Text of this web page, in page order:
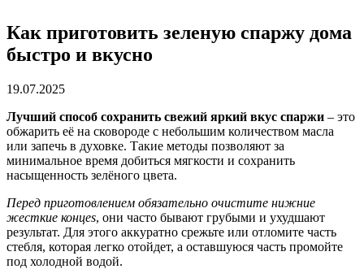
Как приготовить зеленую спаржу дома
быстро и вкусно
19.07.2025
Лучший способ сохранить свежий яркий вкус спаржи – это
обжарить её на сковороде с небольшим количеством масла
или запечь в духовке. Такие методы позволяют за
минимальное время добиться мягкости и сохранить
насыщенность зелёного цвета.
Перед приготовлением обязательно очистите нижние
жесткие концes, они часто бывают грубыми и ухудшают
результат. Для этого аккуратно срежьте или отломите часть
стебля, которая легко отойдет, а оставшуюся часть промойте
под холодной водой.